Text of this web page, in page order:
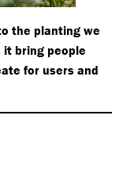
the planting we
it bring people
for users and